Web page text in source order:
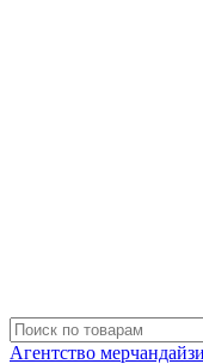
Агентство